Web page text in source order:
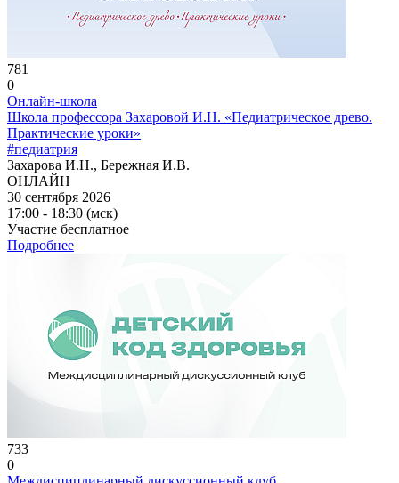
781
0
Онлайн-школа
Школа профессора Захаровой И.Н. «Педиатрическое древо.
Практические уроки»
#педиатрия
Захарова И.Н., Бережная И.В.
ОНЛАЙН
30 сентября 2026
17:00 - 18:30 (мск)
Участие бесплатное
Подробнее
733
0